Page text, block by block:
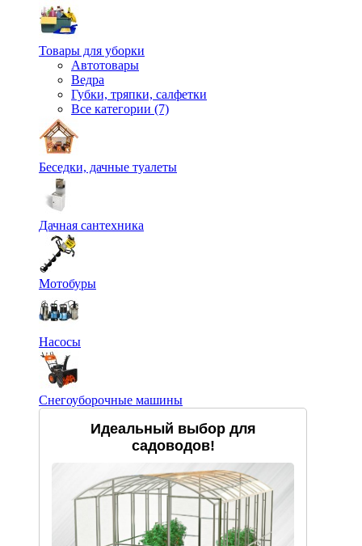
Товары для уборки
Автотовары
Ведра
Губки, тряпки, салфетки
Все категории (7)
Беседки, дачные туалеты
Дачная сантехника
Мотобуры
Насосы
Снегоуборочные машины
Идеальный выбор для
садоводов!